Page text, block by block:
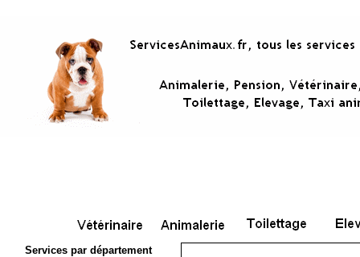
Services par département